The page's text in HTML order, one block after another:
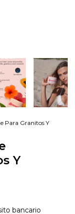
Para Granitos Y
Y
bancario